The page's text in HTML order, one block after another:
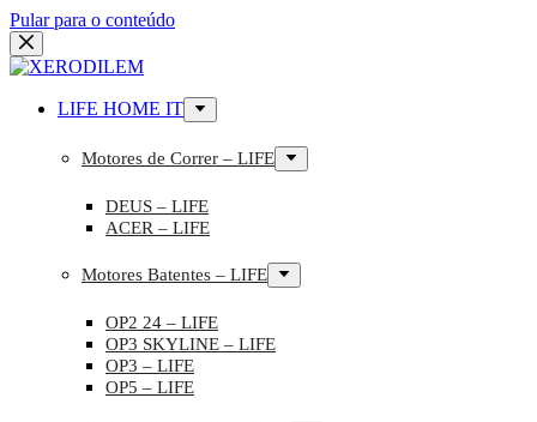
Pular para o conteúdo
LIFE HOME IT
Motores de Correr – LIFE
DEUS – LIFE
ACER – LIFE
Motores Batentes – LIFE
OP2 24 – LIFE
OP3 SKYLINE – LIFE
OP3 – LIFE
OP5 – LIFE